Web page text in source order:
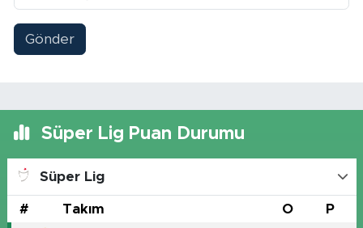
Gönder
Süper Lig Puan Durumu
Süper Lig
# Takım O P